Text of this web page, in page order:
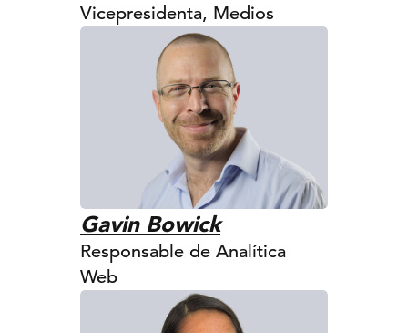
Vicepresidenta, Medios
Gavin Bowick
Responsable de Analítica
Web